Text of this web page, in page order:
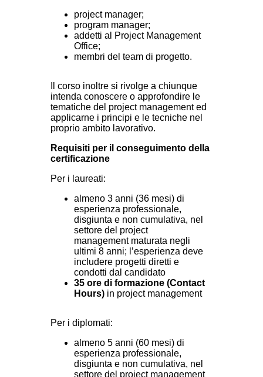
project manager;
program manager;
addetti al Project Management
Office;
membri del team di progetto.
Il corso inoltre si rivolge a chiunque
intenda conoscere o approfondire le
tematiche del project management ed
applicarne i principi e le tecniche nel
proprio ambito lavorativo.
Requisiti per il conseguimento della
certificazione
Per i laureati:
almeno 3 anni (36 mesi) di
esperienza professionale,
disgiunta e non cumulativa, nel
settore del project
management maturata negli
ultimi 8 anni; l’esperienza deve
includere progetti diretti e
condotti dal candidato
35 ore di formazione (Contact
Hours)in project management
Per i diplomati:
almeno 5 anni (60 mesi) di
esperienza professionale,
disgiunta e non cumulativa, nel
settore del project management